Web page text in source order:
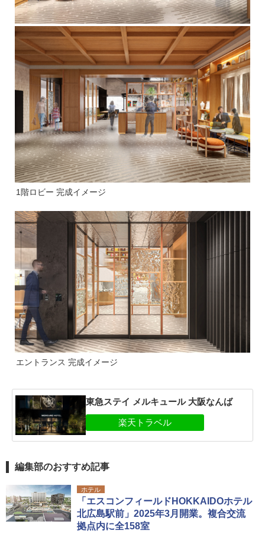
1階ロビー 完成イメージ
エントランス 完成イメージ
東急ステイ メルキュール 大阪なんば
編集部のおすすめ記事
ホテル
「エスコンフィールドHOKKAIDOホテル
北広島駅前」2025年3月開業。複合交流
拠点内に全158室